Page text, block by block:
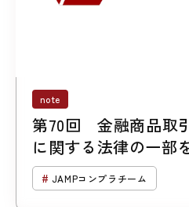
note
第70回 金融商品取
に関する法律の一部
について （第２回「
制の見直し」）
JAMPコンプラチーム